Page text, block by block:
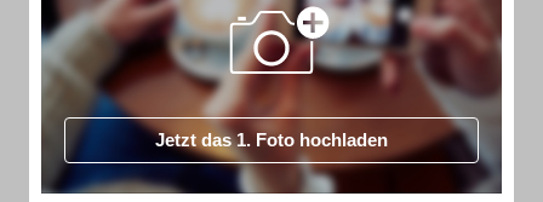
Jetzt das 1. Foto hochladen